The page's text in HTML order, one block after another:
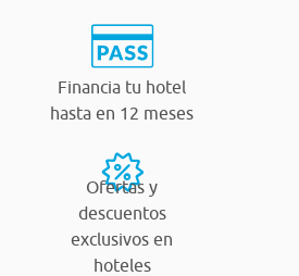
Financia tu hotel
hasta en 12 meses
Ofertas y
descuentos
exclusivos en
hoteles